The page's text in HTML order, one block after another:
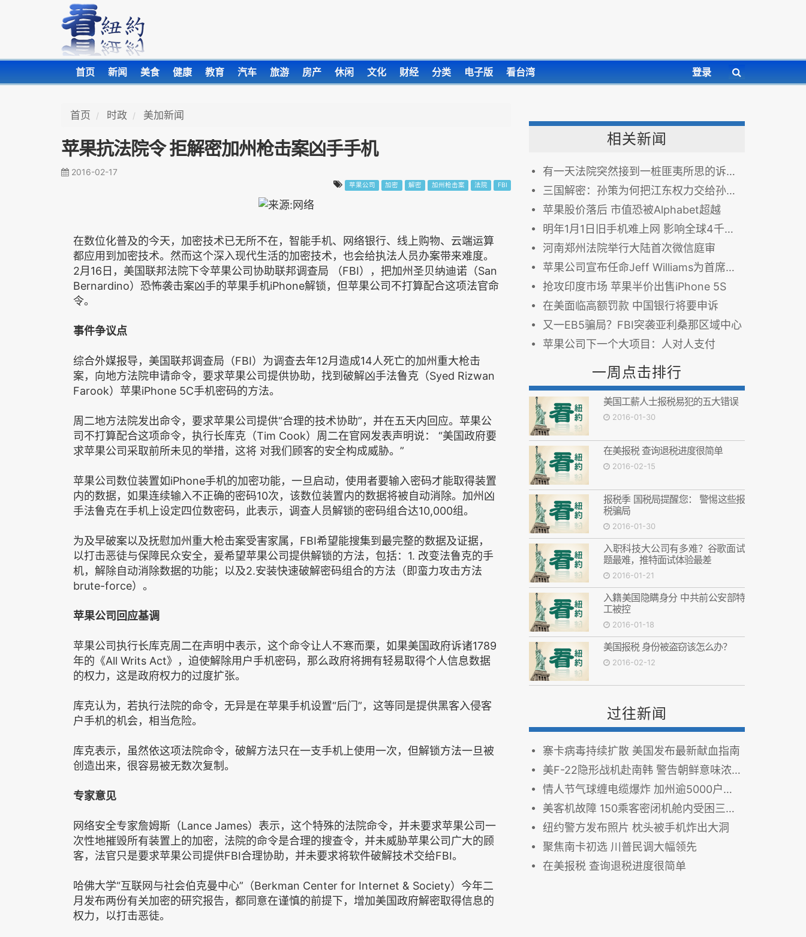
首页 新闻 美食 健康 教育 汽车 旅游 房产 休闲 文化 财经 分类 电子版 看台湾 登录
首页 时政 美加新闻
苹果抗法院令 拒解密加州枪击案凶手手机
2016-02-17
苹果公司 加密 解密 加州枪击案 法院 FBI
在数位化普及的今天，加密技术已无所不在，智能手机、网络银行、线上购物、云端运算
都应用到加密技术。然而这个深入现代生活的加密技术，也会给执法人员办案带来难度。
2月16日，美国联邦法院下令苹果公司协助联邦调查局 （FBI），把加州圣贝纳迪诺（San
Bernardino）恐怖袭击案凶手的苹果手机iPhone解锁，但苹果公司不打算配合这项法官命
令。
事件争议点
综合外媒报导，美国联邦调查局（FBI）为调查去年12月造成14人死亡的加州重大枪击
案，向地方法院申请命令，要求苹果公司提供协助，找到破解凶手法鲁克（Syed Rizwan
Farook）苹果iPhone 5C手机密码的方法。
周二地方法院发出命令，要求苹果公司提供“合理的技术协助”，并在五天内回应。苹果公
司不打算配合这项命令，执行长库克（Tim Cook）周二在官网发表声明说： “美国政府要
求苹果公司采取前所未见的举措，这将 对我们顾客的安全构成威胁。”
苹果公司数位装置如iPhone手机的加密功能，一旦启动，使用者要输入密码才能取得装置
内的数据，如果连续输入不正确的密码10次，该数位装置内的数据将被自动消除。加州凶
手法鲁克在手机上设定四位数密码，此表示，调查人员解锁的密码组合达10,000组。
为及早破案以及抚慰加州重大枪击案受害家属，FBI希望能搜集到最完整的数据及证据，
以打击恶徒与保障民众安全，爰希望苹果公司提供解锁的方法，包括：1. 改变法鲁克的手
机，解除自动消除数据的功能；以及2.安装快速破解密码组合的方法（即蛮力攻击方法
brute-force）。
苹果公司回应基调
苹果公司执行长库克周二在声明中表示，这个命令让人不寒而栗，如果美国政府诉诸1789
年的《All Writs Act》，迫使解除用户手机密码，那么政府将拥有轻易取得个人信息数据
的权力，这是政府权力的过度扩张。
库克认为，若执行法院的命令，无异是在苹果手机设置“后门”，这等同是提供黑客入侵客
户手机的机会，相当危险。
库克表示，虽然依这项法院命令，破解方法只在一支手机上使用一次，但解锁方法一旦被
创造出来，很容易被无数次复制。
专家意见
网络安全专家詹姆斯（Lance James）表示，这个特殊的法院命令，并未要求苹果公司一
次性地摧毁所有装置上的加密，法院的命令是合理的搜查令，并未威胁苹果公司广大的顾
客，法官只是要求苹果公司提供FBI合理协助，并未要求将软件破解技术交给FBI。
哈佛大学“互联网与社会伯克曼中心”（Berkman Center for Internet & Society）今年二
月发布两份有关加密的研究报告，都同意在谨慎的前提下，增加美国政府解密取得信息的
权力，以打击恶徒。
相关新闻
有一天法院突然接到一桩匪夷所思的诉状，有人要状告神！更疯狂的是法院竟然受理了！
三国解密：孙策为何把江东权力交给孙权？
苹果股价落后 市值恐被Alphabet超越
明年1月1日旧手机难上网 影响全球4千万人
河南郑州法院举行大陆首次微信庭审
苹果公司宣布任命Jeff Williams为首席运营官
抢攻印度市场 苹果半价出售iPhone 5S
在美面临高额罚款 中国银行将要申诉
又一EB5骗局？FBI突袭亚利桑那区域中心
苹果公司下一个大项目：人对人支付
一周点击排行
美国工薪人士报税易犯的五大错误
2016-01-30
在美报税 查询退税进度很简单
2016-02-15
报税季 国税局提醒您： 警惕这些报
税骗局
2016-01-30
入职科技大公司有多难？谷歌面试
题最难，推特面试体验最差
2016-01-21
入籍美国隐瞒身分 中共前公安部特
工被控
2016-01-18
美国报税 身份被盗窃该怎么办？
2016-02-12
过往新闻
寨卡病毒持续扩散 美国发布最新献血指南
美F-22隐形战机赴南韩 警告朝鲜意味浓厚
情人节气球缠电缆爆炸 加州逾5000户停电
美客机故障 150乘客密闭机舱内受困三小时
纽约警方发布照片 枕头被手机炸出大洞
聚焦南卡初选 川普民调大幅领先
在美报税 查询退税进度很简单